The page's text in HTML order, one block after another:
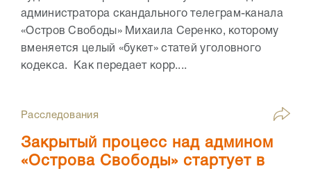
администратора скандального телеграм-канала
«Остров Свободы» Михаила Серенко, которому
вменяется целый «букет» статей уголовного
кодекса. Как передает корр....
Расследования
Закрытый процесс над админом
«Острова Свободы» стартует в